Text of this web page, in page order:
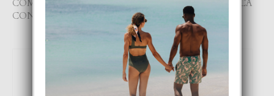
COMO UN BOS
CONFIABEL
CARIBE CU MERCA